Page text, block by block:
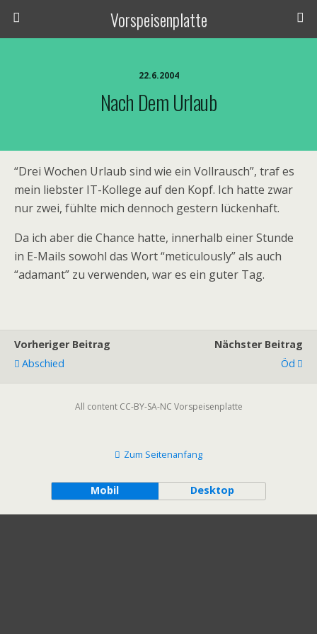
Vorspeisenplatte
22.6.2004
Nach Dem Urlaub
“Drei Wochen Urlaub sind wie ein Vollrausch”, traf es
mein liebster IT-Kollege auf den Kopf. Ich hatte zwar
nur zwei, fühlte mich dennoch gestern lückenhaft.
Da ich aber die Chance hatte, innerhalb einer Stunde
in E-Mails sowohl das Wort “meticulously” als auch
“adamant” zu verwenden, war es ein guter Tag.
Vorheriger Beitrag
Abschied
Nächster Beitrag
Öd
All content CC-BY-SA-NC Vorspeisenplatte
Zum Seitenanfang
Mobil Desktop